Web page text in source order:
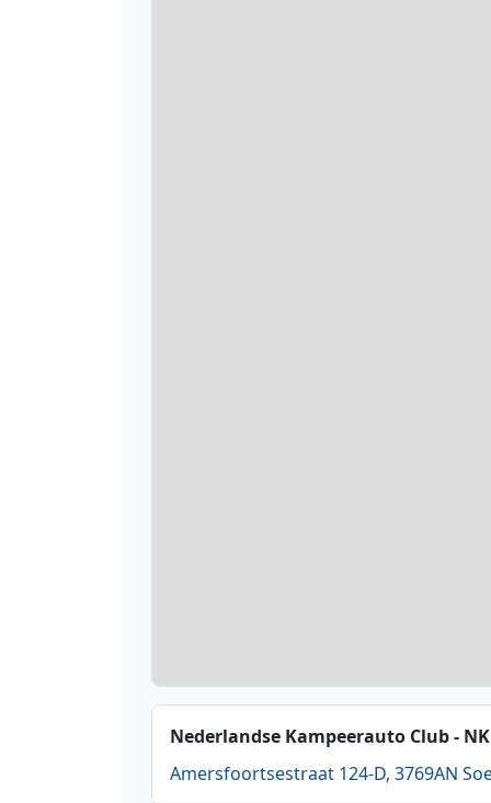
Nederlandse Kampeerauto Club -
Amersfoortsestraat 124-D, 3769AN